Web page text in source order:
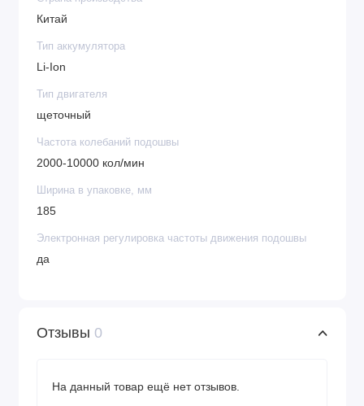
Китай
Тип аккумулятора
Li-Ion
Тип двигателя
щеточный
Частота колебаний подошвы
2000-10000 кол/мин
Ширина в упаковке, мм
185
Электронная регулировка частоты движения подошвы
да
Отзывы 0
На данный товар ещё нет отзывов.